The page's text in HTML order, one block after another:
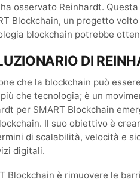
osservato Reinhardt.
Blockchain, un progetto
blockchain potrebbe
DI
che la blockchain può
che tecnologia; è un
per SMART Blockchain
Il suo obiettivo è
di scalabilità, velocità e
digitali.
Blockchain è rimuovere le